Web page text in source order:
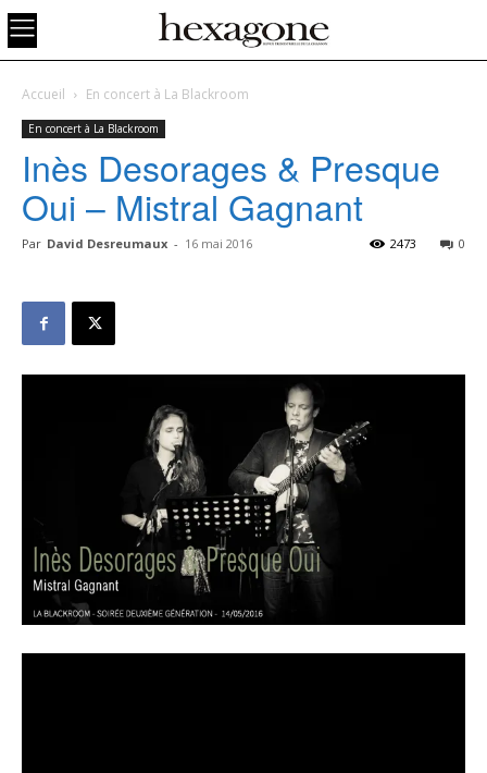
Accueil En concert à La Blackroom
En concert à La Blackroom
Inès Desorages & Presque
Oui – Mistral Gagnant
Par David Desreumaux - 16 mai 2016 0
2473